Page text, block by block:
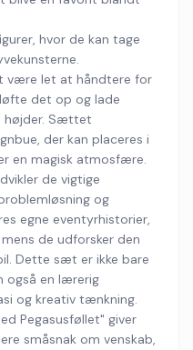
hvor de kan tage
være let at håndtere for
det op og lade
højder. Sættet
der kan placeres i
en magisk atmosfære.
de vigtige
og
egne eventyrhistorier,
de udforsker den
Dette sæt er ikke bare
også en lærerig
og kreativ tænkning.
Pegasusføllet" giver
småsnak om venskab,